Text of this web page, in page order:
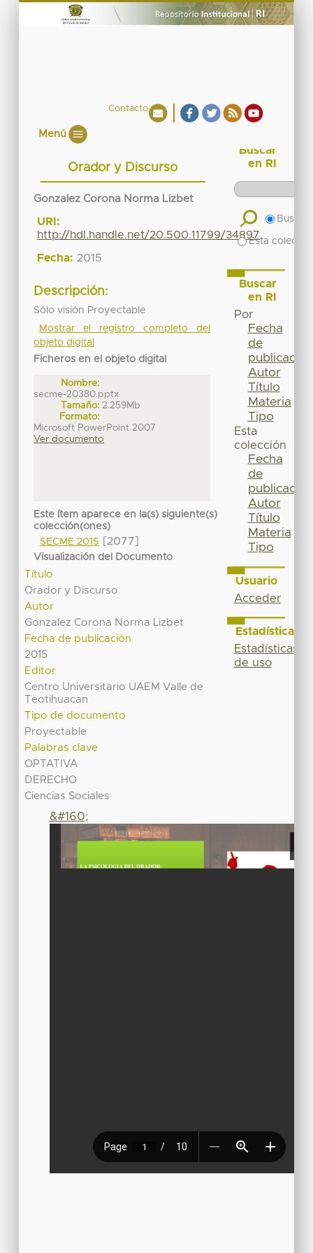
Contacto
Menú
Orador y Discurso
Gonzalez Corona Norma Lizbet
URI:
http://hdl.handle.net/20.500.11799/34897
Fecha: 2015
Descripción:
Sólo visión Proyectable
Mostrar el registro completo del
objeto digital
Ficheros en el objeto digital
Nombre:
secme-20380.pptx
Tamaño: 2.259Mb
Formato:
Microsoft PowerPoint 2007
Ver documento
Este ítem aparece en la(s) siguiente(s)
colección(ones)
SECME 2015
[2077]
Visualización del Documento
Título
Orador y Discurso
Autor
Gonzalez Corona Norma Lizbet
Fecha de publicación
2015
Editor
Centro Universitario UAEM Valle de
Teotihuacan
Tipo de documento
Proyectable
Palabras clave
OPTATIVA
DERECHO
Ciencias Sociales
&#160;
Buscar
en RI
Buscar
Esta
Buscar
en RI
Por
Fecha
de
publicación
Autor
Título
Materia
Tipo
Esta
colección
Fecha
de
publicación
Autor
Título
Materia
Tipo
Usuario
Acceder
Estadísticas
Estadísticas
de uso